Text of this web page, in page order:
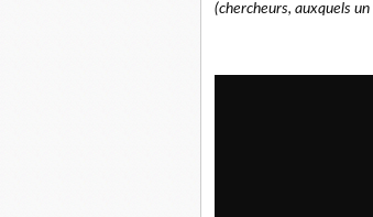
(chercheurs, auxquels